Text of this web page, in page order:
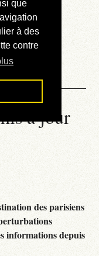
que
à des
contre
à jour
des parisiens
informations depuis